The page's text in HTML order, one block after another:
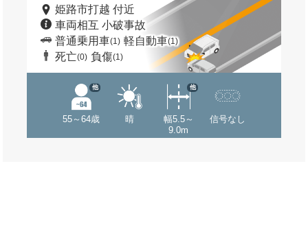
姫路市打越 付近
車両相互 小破事故
普通乗用車(1) 軽自動車(1)
死亡(0) 負傷(1)
55～64歳
他
晴
幅5.5～
9.0m
他
信号なし